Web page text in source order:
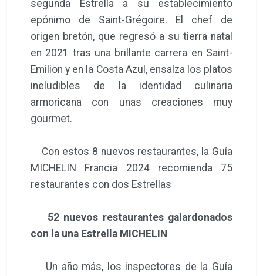
segunda Estrella a su establecimiento
epónimo de Saint-Grégoire. El chef de
origen bretón, que regresó a su tierra natal
en 2021 tras una brillante carrera en Saint-
Emilion y en la Costa Azul, ensalza los platos
ineludibles de la identidad culinaria
armoricana con unas creaciones muy
gourmet.
Con estos 8 nuevos restaurantes, la Guía
MICHELIN Francia 2024 recomienda 75
restaurantes con dos Estrellas
52 nuevos restaurantes galardonados
con la una Estrella MICHELIN
Un año más, los inspectores de la Guía